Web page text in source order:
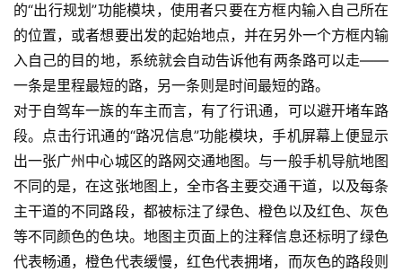
的“出行规划”功能模块，使用者只要在方框内输入自己所在
的位置，或者想要出发的起始地点，并在另外一个方框内输
入自己的目的地，系统就会自动告诉他有两条路可以走——
一条是里程最短的路，另一条则是时间最短的路。
对于自驾车一族的车主而言，有了行讯通，可以避开堵车路
段。点击行讯通的“路况信息”功能模块，手机屏幕上便显示
出一张广州中心城区的路网交通地图。与一般手机导航地图
不同的是，在这张地图上，全市各主要交通干道，以及每条
主干道的不同路段，都被标注了绿色、橙色以及红色、灰色
等不同颜色的色块。地图主页面上的注释信息还标明了绿色
代表畅通，橙色代表缓慢，红色代表拥堵，而灰色的路段则